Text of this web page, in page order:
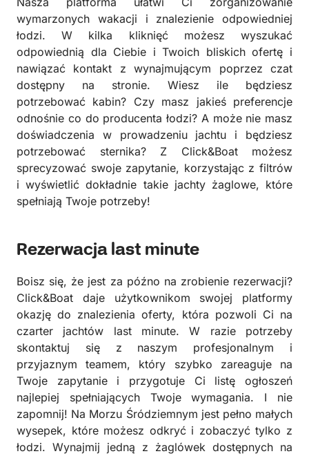
wymarzonych wakacji i znalezienie odpowiedniej
łodzi. W kilka kliknięć możesz wyszukać
odpowiednią dla Ciebie i Twoich bliskich ofertę i
nawiązać kontakt z wynajmującym poprzez czat
dostępny na stronie. Wiesz ile będziesz
potrzebować kabin? Czy masz jakieś preferencje
odnośnie co do producenta łodzi? A może nie masz
doświadczenia w prowadzeniu jachtu i będziesz
potrzebować sternika? Z Click&Boat możesz
sprecyzować swoje zapytanie, korzystając z filtrów
i wyświetlić dokładnie takie jachty żaglowe, które
spełniają Twoje potrzeby!
Rezerwacja last minute
Boisz się, że jest za późno na zrobienie rezerwacji?
Click&Boat daje użytkownikom swojej platformy
okazję do znalezienia oferty, która pozwoli Ci na
czarter jachtów last minute. W razie potrzeby
skontaktuj się z naszym profesjonalnym i
przyjaznym teamem, który szybko zareaguje na
Twoje zapytanie i przygotuje Ci listę ogłoszeń
najlepiej spełniających Twoje wymagania. I nie
zapomnij! Na Morzu Śródziemnym jest pełno małych
wysepek, które możesz odkryć i zobaczyć tylko z
łodzi. Wynajmij jedną z żaglówek dostępnych na